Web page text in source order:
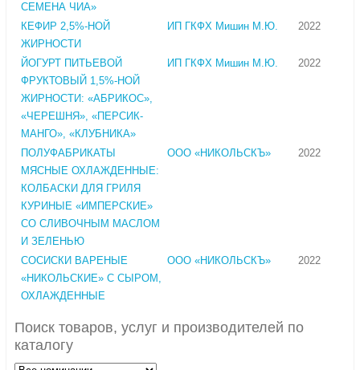
СЕМЕНА ЧИА»
КЕФИР 2,5%-НОЙ
ЖИРНОСТИ
ИП ГКФХ Мишин М.Ю. 2022
ЙОГУРТ ПИТЬЕВОЙ
ФРУКТОВЫЙ 1,5%-НОЙ
ЖИРНОСТИ: «АБРИКОС»,
«ЧЕРЕШНЯ», «ПЕРСИК-
МАНГО», «КЛУБНИКА»
ИП ГКФХ Мишин М.Ю. 2022
ПОЛУФАБРИКАТЫ
МЯСНЫЕ ОХЛАЖДЕННЫЕ:
КОЛБАСКИ ДЛЯ ГРИЛЯ
КУРИНЫЕ «ИМПЕРСКИЕ»
СО СЛИВОЧНЫМ МАСЛОМ
И ЗЕЛЕНЬЮ
ООО «НИКОЛЬСКЪ» 2022
СОСИСКИ ВАРЕНЫЕ
«НИКОЛЬСКИЕ» С СЫРОМ,
ОХЛАЖДЕННЫЕ
ООО «НИКОЛЬСКЪ» 2022
Поиск товаров, услуг и производителей по
каталогу